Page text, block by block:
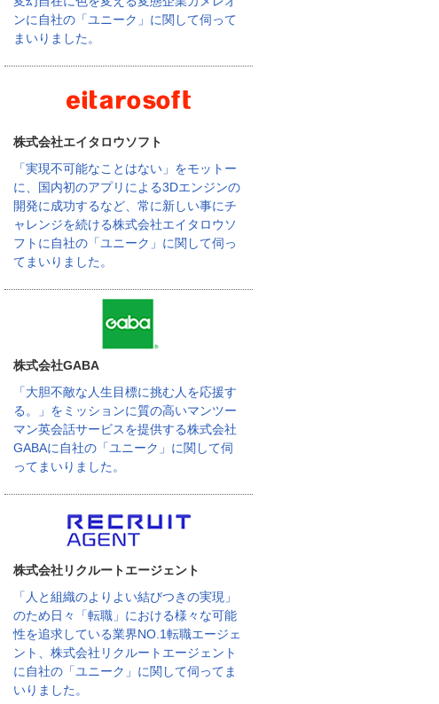
ンに自社の「ユニーク」に関して伺って
まいりました。
株式会社エイタロウソフト
「実現不可能なことはない」をモットー
に、国内初のアプリによる3Dエンジンの
開発に成功するなど、常に新しい事にチ
ャレンジを続ける株式会社エイタロウソ
フトに自社の「ユニーク」に関して伺っ
てまいりました。
株式会社GABA
「大胆不敵な人生目標に挑む人を応援す
る。」をミッションに質の高いマンツー
マン英会話サービスを提供する株式会社
GABAに自社の「ユニーク」に関して伺
ってまいりました。
株式会社リクルートエージェント
「人と組織のよりよい結びつきの実現」
のため日々「転職」における様々な可能
性を追求している業界NO.1転職エージェ
ント、株式会社リクルートエージェント
に自社の「ユニーク」に関して伺ってま
いりました。